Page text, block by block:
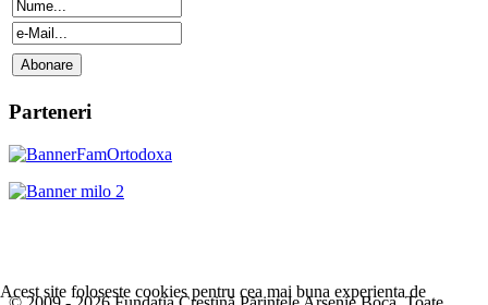
Parteneri
Acest site foloseste cookies pentru cea mai buna experienta de